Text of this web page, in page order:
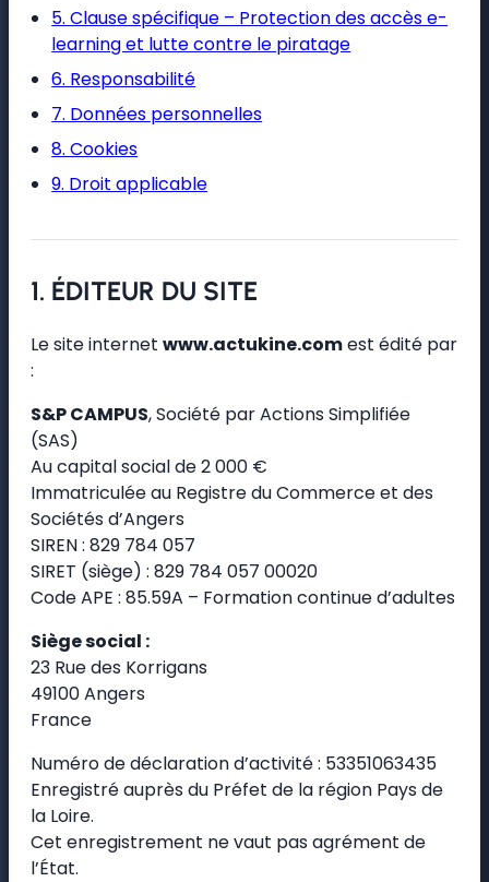
5. Clause spécifique – Protection des accès e-
learning et lutte contre le piratage
6. Responsabilité
7. Données personnelles
8. Cookies
9. Droit applicable
1. ÉDITEUR DU SITE
Le site internet www.actukine.comest édité par
:
S&P CAMPUS, Société par Actions Simplifiée
(SAS)
Au capital social de 2 000 €
Immatriculée au Registre du Commerce et des
Sociétés d’Angers
SIREN : 829 784 057
SIRET (siège) : 829 784 057 00020
Code APE : 85.59A – Formation continue d’adultes
Siège social :
23 Rue des Korrigans
49100 Angers
France
Numéro de déclaration d’activité : 53351063435
Enregistré auprès du Préfet de la région Pays de
la Loire.
Cet enregistrement ne vaut pas agrément de
l’État.